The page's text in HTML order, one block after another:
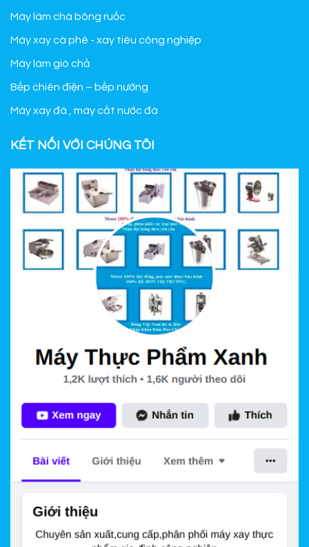
Máy làm chà bông ruốc
Máy xay cà phê - xay tiêu công nghiệp
Máy làm giò chả
Bếp chiên điện – bếp nướng
Máy xay đá , máy cắt nước đá
KẾT NỐI VỚI CHÚNG TÔI